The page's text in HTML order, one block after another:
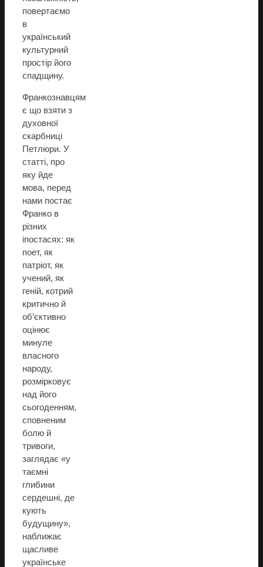
повертаємо
в
український
культурний
простір його
спадщину.
Франкознавцям
є що взяти з
духовної
скарбниці
Петлюри. У
статті, про
яку йде
мова, перед
нами постає
Франко в
різних
іпостасях: як
поет, як
патріот, як
учений, як
геній, котрий
критично й
об’єктивно
оцінює
минуле
власного
народу,
розмірковує
над його
сьогоденням,
сповненим
болю й
тривоги,
заглядає «у
таємні
глибини
сердешні, де
кують
будущину»,
наближає
щасливе
українське